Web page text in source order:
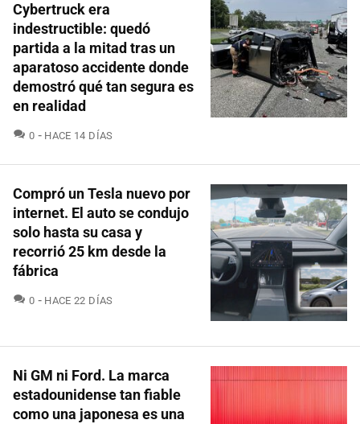
Cybertruck era
indestructible: quedó
partida a la mitad tras un
aparatoso accidente donde
demostró qué tan segura es
en realidad
0 COMENTARIOS
HACE 14 DÍAS
Compró un Tesla nuevo por
internet. El auto se condujo
solo hasta su casa y
recorrió 25 km desde la
fábrica
0 COMENTARIOS
HACE 22 DÍAS
Ni GM ni Ford. La marca
estadounidense tan fiable
como una japonesa es una